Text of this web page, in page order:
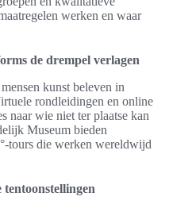
werken en waar
de drempel verlagen
kunst beleven in
rondleidingen en online
naar wie niet ter plaatse kan
Museum bieden
tours die werken wereldwijd